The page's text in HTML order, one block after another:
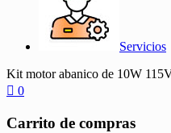
Servicios
Kit motor abanico de 10W
0
Carrito de compras